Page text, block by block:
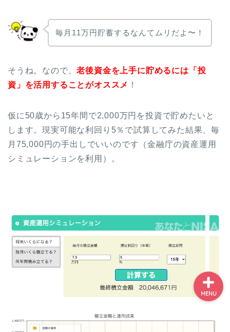
毎月11万円貯蓄するなんてムリだよ〜！
そうね。なので、老後資金を上手に貯めるには「投
資」を活用することがオススメ ！
仮に50歳から15年間で2,000万円を投資で貯めたいと
します。現実可能な利回り5％で試算してみた結果、毎
月75,000円の手出しでいいのです（金融庁の資産運用
シミュレーションを利用）。
MENU
お金のマインドを変え
家」を目指す７日間無料
メールレッスン
投資初心者が中級者にな
れる７ステップ
投資初心者・絶対に参加
した方がいいセミナーラ
失敗しない為に読むべき
記事一覧